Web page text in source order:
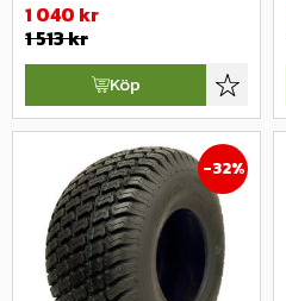
1 040 kr
1 513kr
Lägg
Köp
32%